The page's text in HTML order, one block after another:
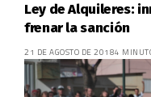
Ley de Alquileres:
frenar la sanción
21 DE AGOSTO DE 20184